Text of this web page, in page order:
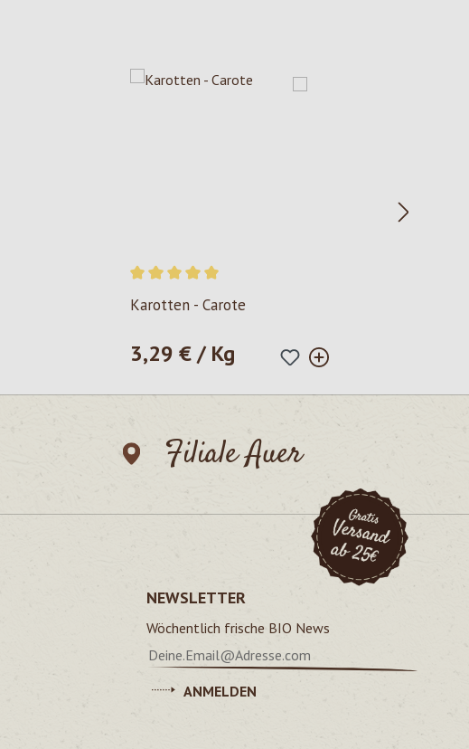
Durchschnittliche Bewertung von 5 von 5 Sternen
Karotten - Carote
Regulärer Preis:
3,29 € / Kg
Filiale Auer
NEWSLETTER
Wöchentlich frische BIO News
ANMELDEN